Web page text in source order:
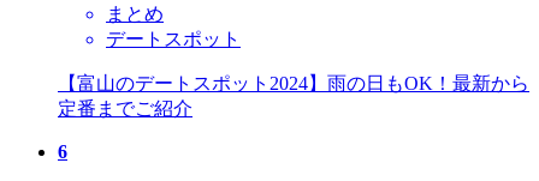
まとめ
デートスポット
【富山のデートスポット2024】雨の日もOK！最新から
定番までご紹介
6